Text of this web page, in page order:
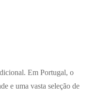
Em Portugal, o
e uma vasta seleção de